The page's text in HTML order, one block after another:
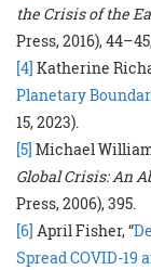
the Crisis of the
Press, 2016),
[4] Katherine
Planetary
15, 2023).
[5] Michael
Global Crisis: An
Press, 2006), 395.
[6] April Fisher, “
Spread COVID-19